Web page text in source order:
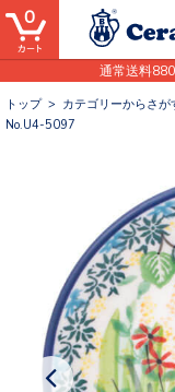
通常送料
0
トップ> カテゴリーからさが
No.U4-5097